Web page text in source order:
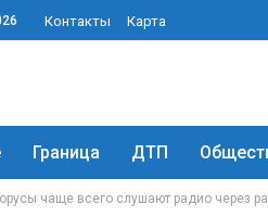
Контакты Карта
Граница ДТП
чаще всего слушают радио через